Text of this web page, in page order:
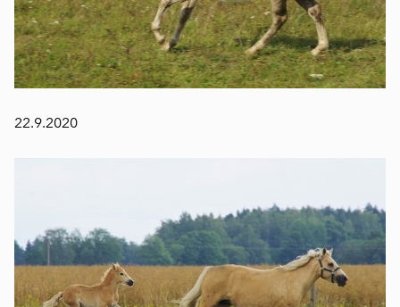
22.9.2020